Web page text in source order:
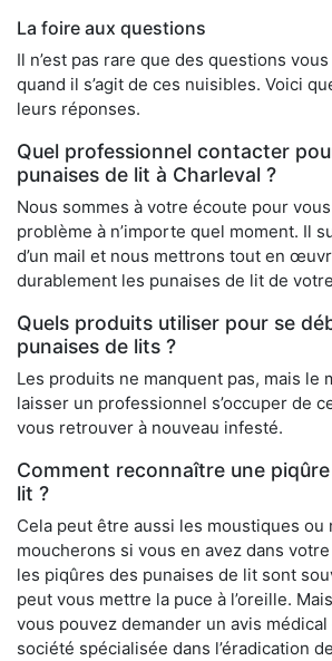
La foire aux questions
Il n’est pas rare que des questions
quand il s’agit de ces nuisibles. Voici
leurs réponses.
Quel professionnel contacter
punaises de lit à Charleval ?
Nous sommes à votre écoute pour
problème à n’importe quel moment. Il
d’un mail et nous mettrons tout en
durablement les punaises de lit de
Quels produits utiliser pour se
punaises de lits ?
Les produits ne manquent pas, mais le
laisser un professionnel s’occuper de
vous retrouver à nouveau infesté.
Comment reconnaître une
lit ?
Cela peut être aussi les moustiques ou
moucherons si vous en avez dans
les piqûres des punaises de lit sont
peut vous mettre la puce à l’oreille.
vous pouvez demander un avis médical
société spécialisée dans l’éradication